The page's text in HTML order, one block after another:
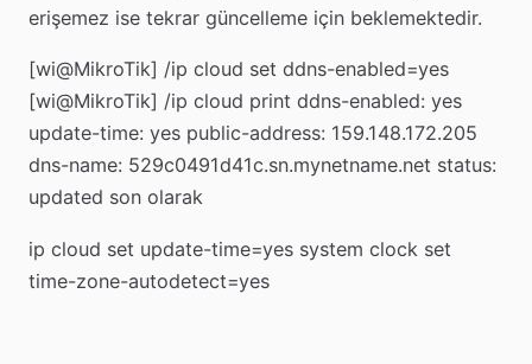
erişemez ise tekrar güncelleme için beklemektedir.
[wi@MikroTik] /ip cloud set ddns-enabled=yes
[wi@MikroTik] /ip cloud print ddns-enabled: yes
update-time: yes public-address: 159.148.172.205
dns-name: 529c0491d41c.sn.mynetname.net status:
updated son olarak
ip cloud set update-time=yes system clock set
time-zone-autodetect=yes